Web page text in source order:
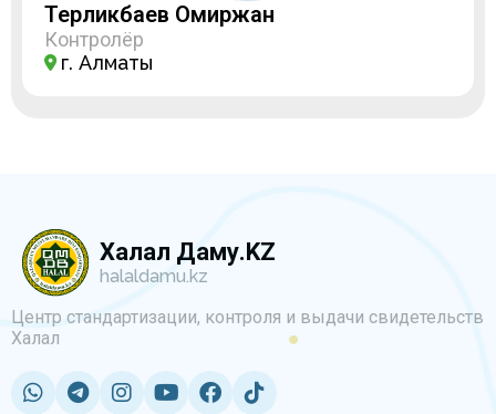
Терликбаев Омиржан
Контролёр
г. Алматы
Халал Даму.KZ
halaldamu.kz
Центр стандартизации, контроля и выдачи свидетельств
Халал